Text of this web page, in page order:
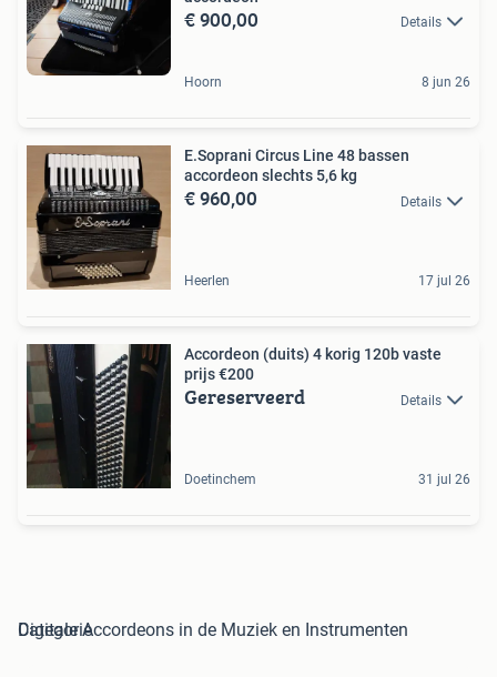
€ 900,00 Details
Hoorn 8 jun 26
E.Soprani Circus Line 48 bassen
accordeon slechts 5,6 kg
€ 960,00 Details
Heerlen 17 jul 26
Accordeon (duits) 4 korig 120b vaste
prijs €200
Gereserveerd Details
Doetinchem 31 jul 26
Digitale Accordeons in de Muziek en Instrumenten Categorie